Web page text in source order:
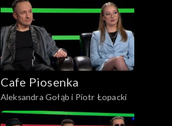
Cafe Piosenka
Aleksandra Gołąb i Piotr Łopacki